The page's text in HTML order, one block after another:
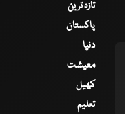
تازہ ترین
پاکستان
دنیا
معیشت
کھیل
تعلیم